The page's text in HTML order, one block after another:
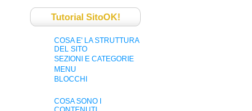
Tutorial SitoOK!
COSA E' LA STRUTTURA
DEL SITO
SEZIONI E CATEGORIE
MENU
BLOCCHI
COSA SONO I